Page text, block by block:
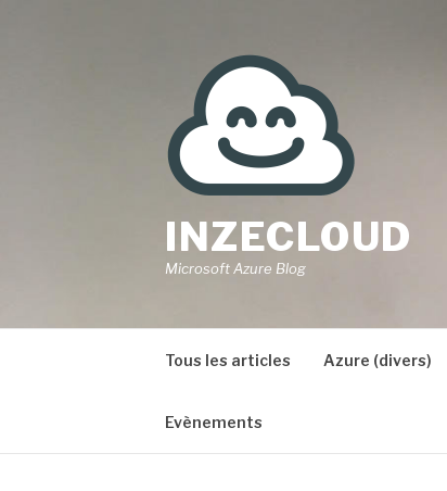
INZECLOUD
Microsoft Azure Blog
Tous les articles Azure (divers)
Evènements